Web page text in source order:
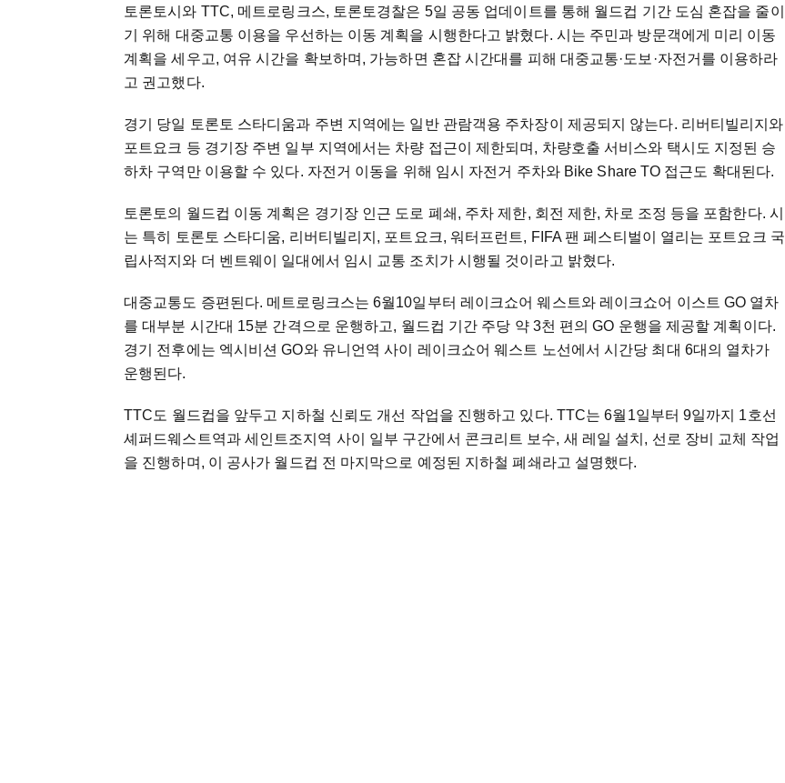
토론토시와 TTC, 메트로링크스, 토론토경찰은 5일 공동 업데이트를 통해 월드컵 기간 도심 혼잡을 줄이
기 위해 대중교통 이용을 우선하는 이동 계획을 시행한다고 밝혔다. 시는 주민과 방문객에게 미리 이동
계획을 세우고, 여유 시간을 확보하며, 가능하면 혼잡 시간대를 피해 대중교통·도보·자전거를 이용하라
고 권고했다.
경기 당일 토론토 스타디움과 주변 지역에는 일반 관람객용 주차장이 제공되지 않는다. 리버티빌리지와
포트요크 등 경기장 주변 일부 지역에서는 차량 접근이 제한되며, 차량호출 서비스와 택시도 지정된 승
하차 구역만 이용할 수 있다. 자전거 이동을 위해 임시 자전거 주차와 Bike Share TO 접근도 확대된다.
토론토의 월드컵 이동 계획은 경기장 인근 도로 폐쇄, 주차 제한, 회전 제한, 차로 조정 등을 포함한다. 시
는 특히 토론토 스타디움, 리버티빌리지, 포트요크, 워터프런트, FIFA 팬 페스티벌이 열리는 포트요크 국
립사적지와 더 벤트웨이 일대에서 임시 교통 조치가 시행될 것이라고 밝혔다.
대중교통도 증편된다. 메트로링크스는 6월10일부터 레이크쇼어 웨스트와 레이크쇼어 이스트 GO 열차
를 대부분 시간대 15분 간격으로 운행하고, 월드컵 기간 주당 약 3천 편의 GO 운행을 제공할 계획이다.
경기 전후에는 엑시비션 GO와 유니언역 사이 레이크쇼어 웨스트 노선에서 시간당 최대 6대의 열차가
운행된다.
TTC도 월드컵을 앞두고 지하철 신뢰도 개선 작업을 진행하고 있다. TTC는 6월1일부터 9일까지 1호선
셰퍼드웨스트역과 세인트조지역 사이 일부 구간에서 콘크리트 보수, 새 레일 설치, 선로 장비 교체 작업
을 진행하며, 이 공사가 월드컵 전 마지막으로 예정된 지하철 폐쇄라고 설명했다.